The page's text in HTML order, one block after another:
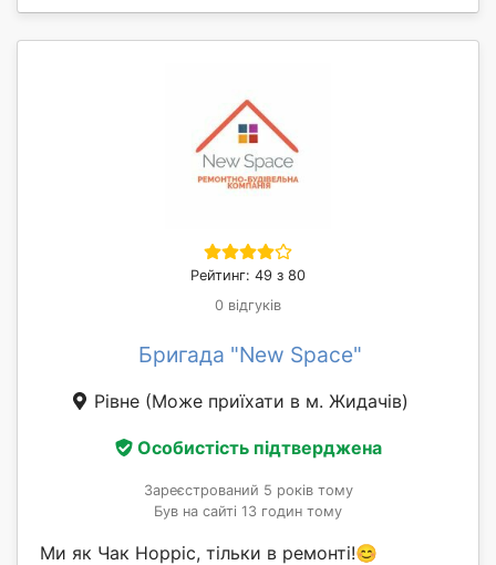
Рейтинг: 49 з 80
0 відгуків
Бригада "New Space"
Рівне (Може приїхати в м. Жидачів)
Особистість підтверджена
Зареєстрований 5 років тому
Був на сайті 13 годин тому
Ми як Чак Норріс, тільки в ремонті!😊